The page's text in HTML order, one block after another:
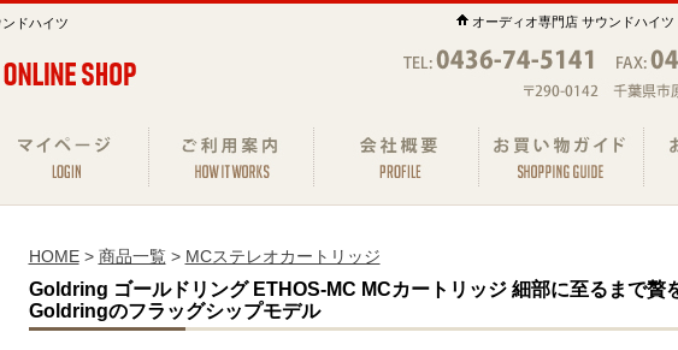
ドハイツ オーディオ専門店 サウンドハイ
HOME> 商品一覧> MCステレオカートリッジ
Goldring ゴールドリング ETHOS-MC MCカートリッジ 細部に至るまで贅
Goldringのフラッグシップモデル